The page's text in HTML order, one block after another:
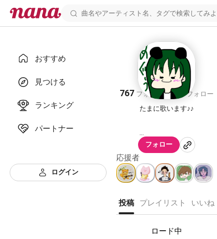
おすすめ
見つける
ランキング
パートナー
ログイン
めぐぅ。🐼
767 フォロワー197
フォロー
たまに歌います♪♪
since 2015,9.14
フォロー
応援者
投稿 プレイリスト いいね
ロード中